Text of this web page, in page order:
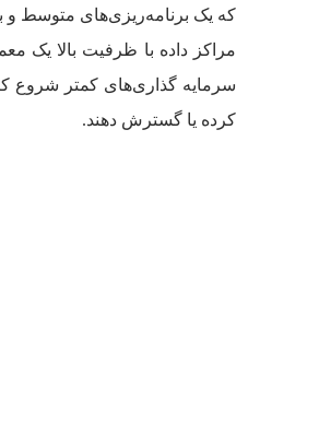
که یک برنامه‌ریزی‌های متوسط و
سرمایه گذاری‌های کمتر شروع
کرده یا گسترش دهند.